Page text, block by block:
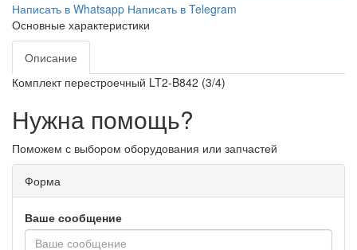
Написать в Whatsapp Написать в Telegram
Основные характеристики
Описание
Комплект перестроечный LT2-B842 (3/4)
Нужна помощь?
Поможем с выбором оборудования или запчастей
Форма
Ваше сообщение